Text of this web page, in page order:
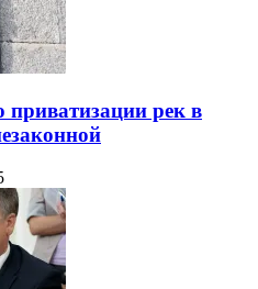
приватизации рек в